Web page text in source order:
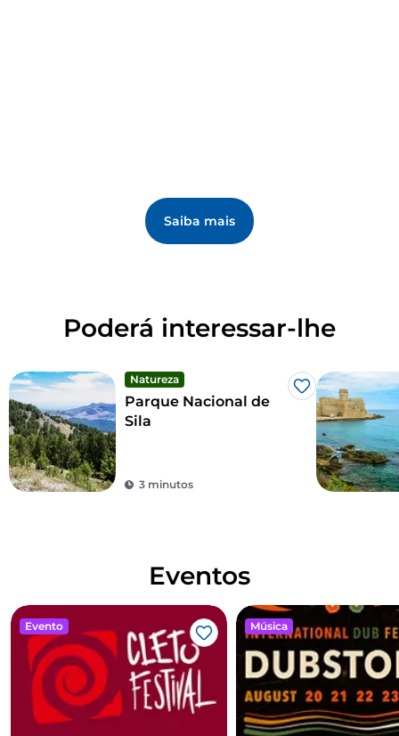
Saiba mais
Poderá interessar-lhe
Natureza
Gosto
Parque Nacional de
Sila
3 minutos
Eventos
Evento
Gosto
Música